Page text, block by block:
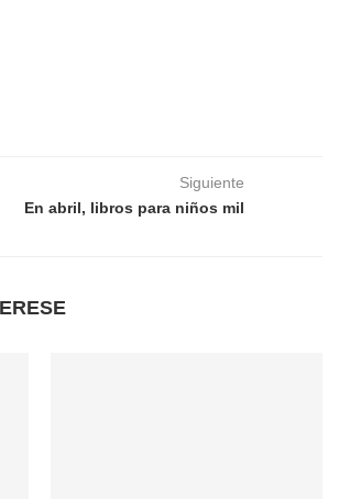
Siguiente
En abril, libros para niños mil